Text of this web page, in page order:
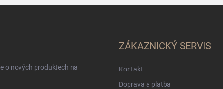
o nových produktech na
ZÁKAZNICKÝ SERVIS
Kontakt
Doprava a platba